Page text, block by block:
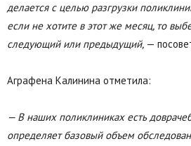
делается с целью разгрузки
если не хотите в этот же месяц, то
следующий или предыдущий, —
Аграфена Калинина отметила:
— В наших поликлиниках есть
определяет базовый объем